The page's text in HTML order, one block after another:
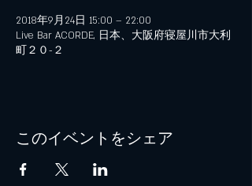
2018年9月24日 15:00 – 22:00
Live Bar ACORDE, 日本、大阪府寝屋川市大利
町２０−２
このイベントをシェア